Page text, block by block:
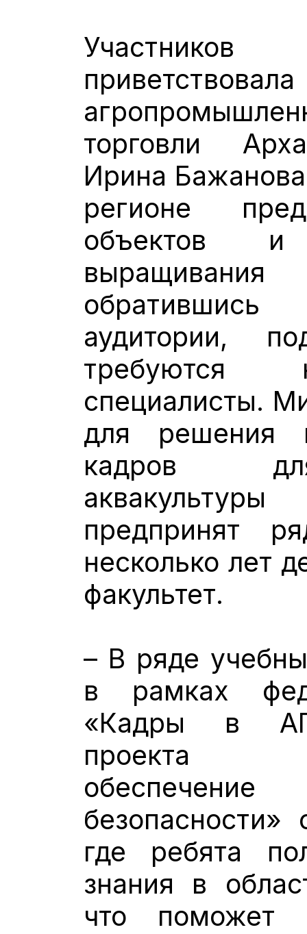
торговли
Ирина
регионе
объектов
аудитории,
требуются
специалисты.
для решения
кадров
предпринят
несколько лет
факультет.
– В ряде
в рамках
«Кадры в
проекта
обеспечение
безопасности»
где ребята
знания в
что